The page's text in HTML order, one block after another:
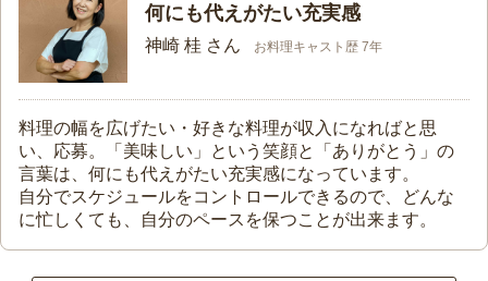
何にも代えがたい充実感
神崎 桂 さん お料理キャスト歴 7年
料理の幅を広げたい・好きな料理が収入になればと思
い、応募。「美味しい」という笑顔と「ありがとう」の
言葉は、何にも代えがたい充実感になっています。
自分でスケジュールをコントロールできるので、どんな
に忙しくても、自分のペースを保つことが出来ます。